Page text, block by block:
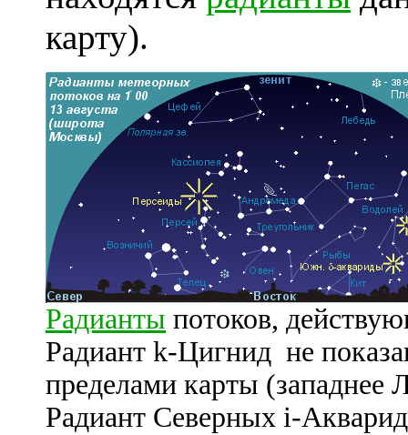
карту).
Радианты потоков,
Радиант k-Цигнид не
пределами карты (западнее
Радиант Северных i-